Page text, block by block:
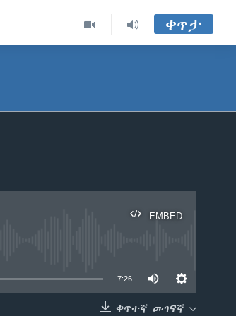
ቀጥታ
EMBED
7:26
ቀጥተኛ መገናኛ